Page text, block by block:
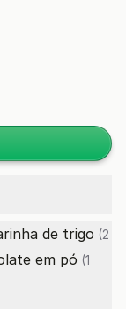
de trigo (2
em pó (1